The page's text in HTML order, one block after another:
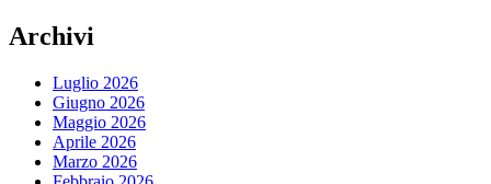
Archivi
Luglio 2026
Giugno 2026
Maggio 2026
Aprile 2026
Marzo 2026